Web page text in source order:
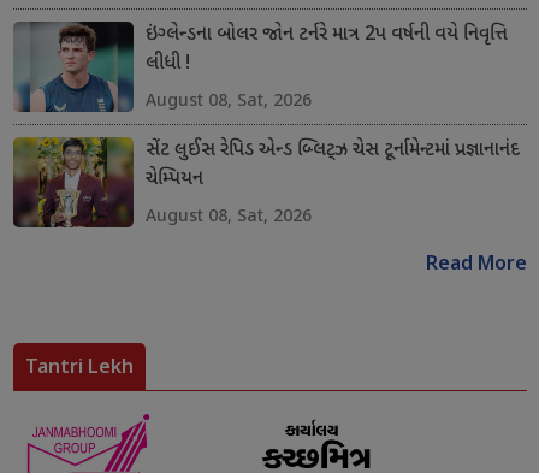
ઇંગ્લેન્ડના બોલર જોન ટર્નરે માત્ર 2પ વર્ષની વયે નિવૃત્તિ
લીધી !
August 08, Sat, 2026
સેંટ લુઈસ રેપિડ એન્ડ બ્લિટ્ઝ ચેસ ટૂર્નામેન્ટમાં પ્રજ્ઞાનાનંદ
ચેમ્પિયન
August 08, Sat, 2026
Read More
Tantri Lekh